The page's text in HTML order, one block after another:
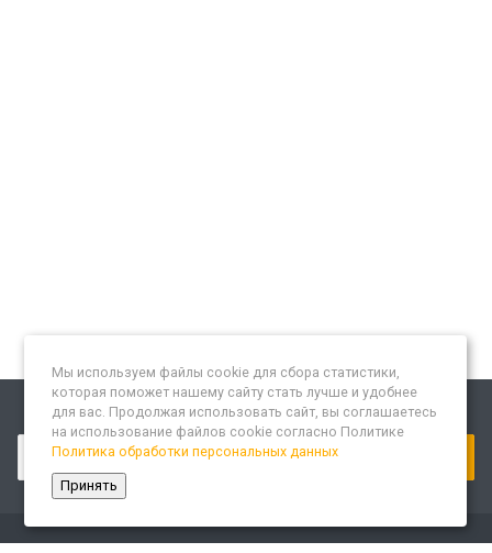
Подписывайтесь на новости и акции:
Мы используем файлы cookie для сбора статистики,
которая поможет нашему сайту стать лучше и удобнее
для вас. Продолжая использовать сайт, вы соглашаетесь
на использование файлов cookie согласно Политике
Политика обработки персональных данных
Принять